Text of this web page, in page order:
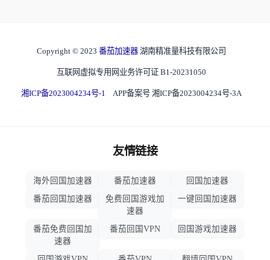
Copyright © 2023 番茄加速器 湖南精准量科技有限公司
互联网虚拟专用网业务许可证 B1-20231050
湘ICP备2023004234号-1 APP备案号 湘ICP备2023004234号-3A
友情链接
海外回国加速器 番茄加速器
回国加速器
番茄回国加速器
免费回国游戏加
速器
一键回国加速器
番茄免费回国加
速器
番茄回国VPN 回国游戏加速器